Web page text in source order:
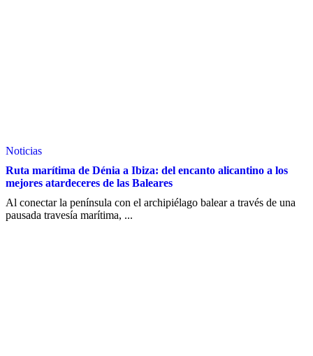
Noticias
Ruta marítima de Dénia a Ibiza: del encanto alicantino a los
mejores atardeceres de las Baleares
Al conectar la península con el archipiélago balear a través de una
pausada travesía marítima, ...